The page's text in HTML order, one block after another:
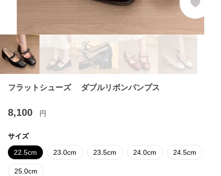
フラットシューズ ダブルリボンパンプス
8,100 円
サイズ
22.5cm 23.0cm 23.5cm 24.0cm 24.5cm
25.0cm